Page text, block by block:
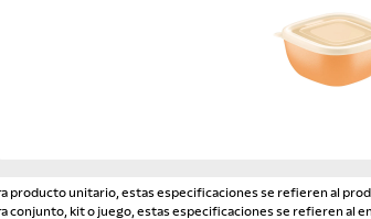
producto unitario, estas especificaciones se refieren al
conjunto, kit o juego, estas especificaciones se refieren al